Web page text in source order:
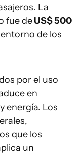
La
fue deUS$ 500
de los
por el uso
en
energía. Los
que los
un